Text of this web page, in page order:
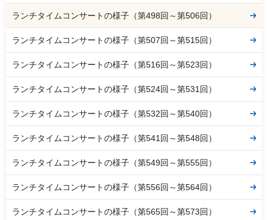
ランチタイムコンサートの様子（第498回～第506回）
ランチタイムコンサートの様子（第507回～第515回）
ランチタイムコンサートの様子（第516回～第523回）
ランチタイムコンサートの様子（第524回～第531回）
ランチタイムコンサートの様子（第532回～第540回）
ランチタイムコンサートの様子（第541回～第548回）
ランチタイムコンサートの様子（第549回～第555回）
ランチタイムコンサートの様子（第556回～第564回）
ランチタイムコンサートの様子（第565回～第573回）